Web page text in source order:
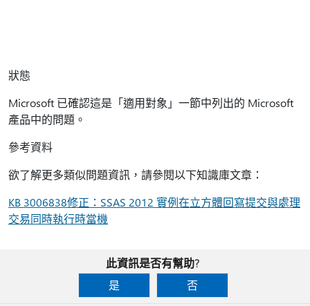
狀態
Microsoft 已確認這是「適用對象」一節中列出的 Microsoft
產品中的問題。
參考資料
欲了解更多類似問題資訊，請參閱以下知識庫文章：
KB 3006838修正：SSAS 2012 實例在立方體回寫提交與處理
交易同時執行時當機
此資訊是否有幫助?
是
否